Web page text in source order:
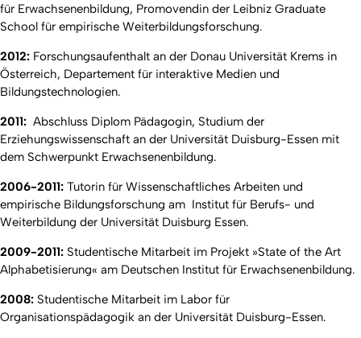
für Erwachsenenbildung, Promovendin der Leibniz Graduate
School für empirische Weiterbildungsforschung.
2012: Forschungsaufenthalt an der Donau Universität Krems in
Österreich, Departement für interaktive Medien und
Bildungstechnologien.
2011: Abschluss Diplom Pädagogin, Studium der
Erziehungswissenschaft an der Universität Duisburg-Essen mit
dem Schwerpunkt Erwachsenenbildung.
2006-2011: Tutorin für Wissenschaftliches Arbeiten und
empirische Bildungsforschung am Institut für Berufs- und
Weiterbildung der Universität Duisburg Essen.
2009-2011: Studentische Mitarbeit im Projekt »State of the Art
Alphabetisierung« am Deutschen Institut für Erwachsenenbildung.
2008: Studentische Mitarbeit im Labor für
Organisationspädagogik an der Universität Duisburg-Essen.